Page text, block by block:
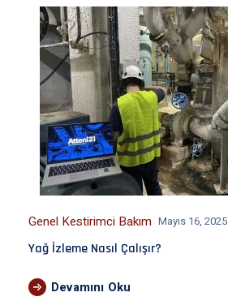
Genel Kestirimci Bakım Mayıs 16, 2025
Yağ İzleme Nasıl Çalışır?
Devamını Oku